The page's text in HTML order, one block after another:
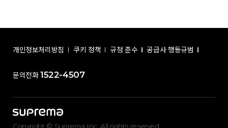
개인정보처리방침 쿠키 정책 규정 준수 공급사 행동규범
문의전화 1522-4507
Copyright © Suprema Inc. All rights reserved.